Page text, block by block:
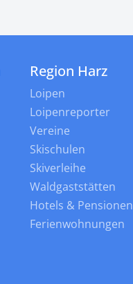
Region Harz
Loipen
Loipenreporter
Vereine
Skischulen
Skiverleihe
Waldgaststätten
Hotels & Pensionen
Ferienwohnungen